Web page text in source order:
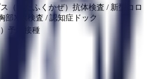
（おたふくかぜ）抗体検査 / 新型コロ
部X線検査 / 認知症ドック
予防接種